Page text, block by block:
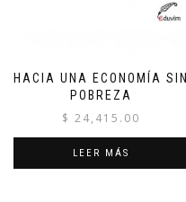
HACIA UNA ECONOMÍA SIN
POBREZA
$ 24,415.00
LEER MÁS